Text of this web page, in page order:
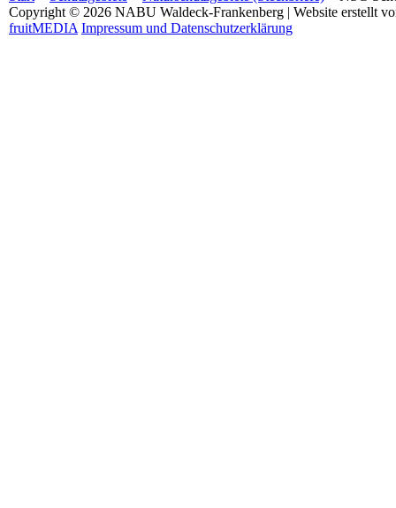
Copyright © 2026 NABU Waldeck-Frankenberg | Website erstellt
fruitMEDIA Impressum und Datenschutzerklärung